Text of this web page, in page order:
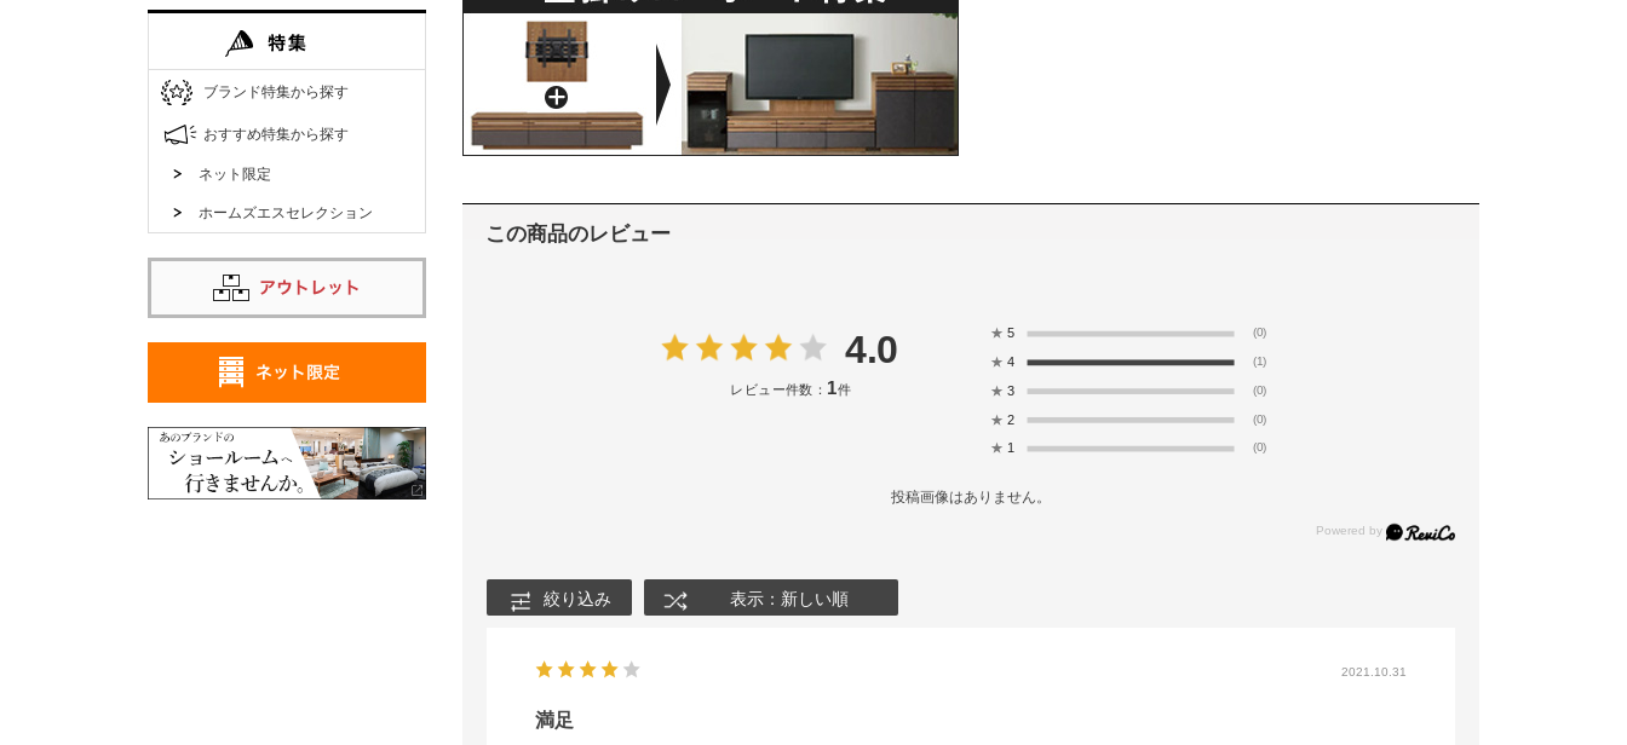
この商品のレビュー
4.0
レビュー件数： 1件
★ 5 (0)
★ 4 (1)
★ 3 (0)
★ 2 (0)
★ 1 (0)
投稿画像はありません。
絞り込み 表示：新しい順
2021.10.31
満足
ブランド特集から探す
おすすめ特集から探す
ネット限定
ホームズエスセレクション